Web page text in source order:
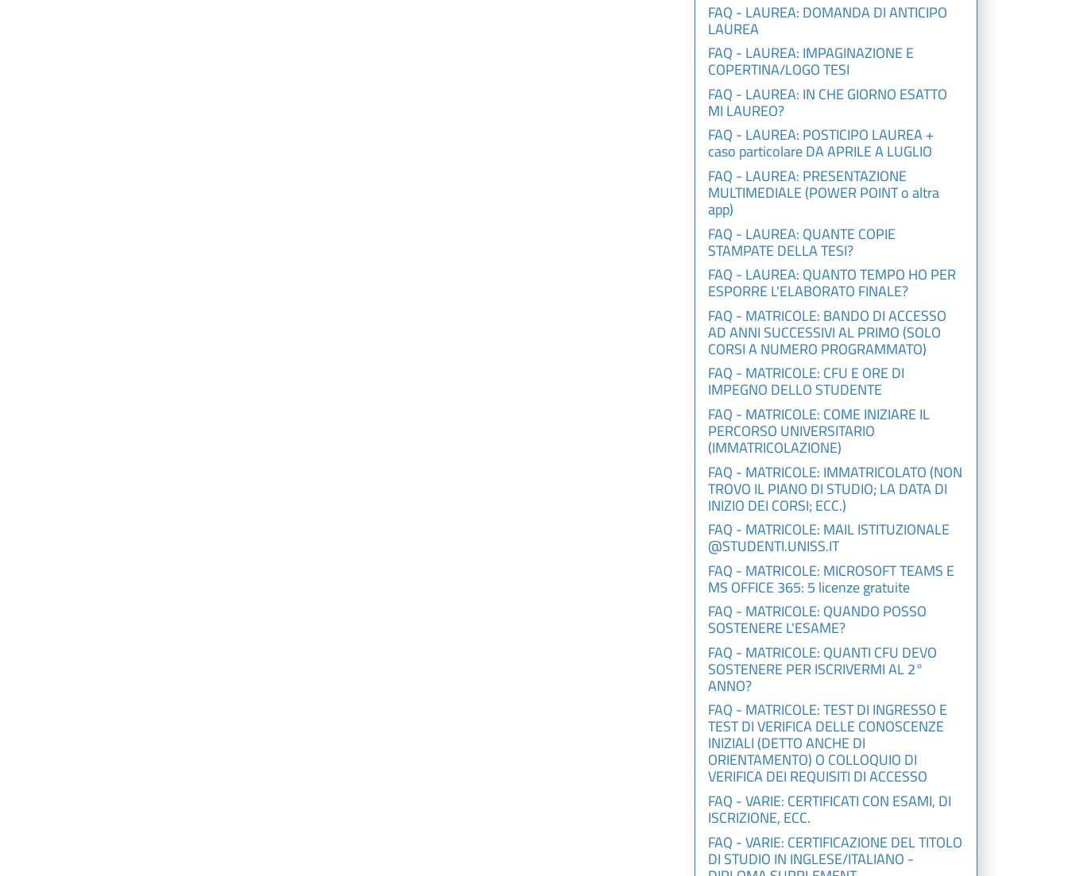
FAQ - LAUREA: DOMANDA DI ANTICIPO
LAUREA
FAQ - LAUREA: IMPAGINAZIONE E
COPERTINA/LOGO TESI
FAQ - LAUREA: IN CHE GIORNO ESATTO
MI LAUREO?
FAQ - LAUREA: POSTICIPO LAUREA +
caso particolare DA APRILE A LUGLIO
FAQ - LAUREA: PRESENTAZIONE
MULTIMEDIALE (POWER POINT o altra
app)
FAQ - LAUREA: QUANTE COPIE
STAMPATE DELLA TESI?
FAQ - LAUREA: QUANTO TEMPO HO PER
ESPORRE L'ELABORATO FINALE?
FAQ - MATRICOLE: BANDO DI ACCESSO
AD ANNI SUCCESSIVI AL PRIMO (SOLO
CORSI A NUMERO PROGRAMMATO)
FAQ - MATRICOLE: CFU E ORE DI
IMPEGNO DELLO STUDENTE
FAQ - MATRICOLE: COME INIZIARE IL
PERCORSO UNIVERSITARIO
(IMMATRICOLAZIONE)
FAQ - MATRICOLE: IMMATRICOLATO (NON
TROVO IL PIANO DI STUDIO; LA DATA DI
INIZIO DEI CORSI; ECC.)
FAQ - MATRICOLE: MAIL ISTITUZIONALE
@STUDENTI.UNISS.IT
FAQ - MATRICOLE: MICROSOFT TEAMS E
MS OFFICE 365: 5 licenze gratuite
FAQ - MATRICOLE: QUANDO POSSO
SOSTENERE L'ESAME?
FAQ - MATRICOLE: QUANTI CFU DEVO
SOSTENERE PER ISCRIVERMI AL 2°
ANNO?
FAQ - MATRICOLE: TEST DI INGRESSO E
TEST DI VERIFICA DELLE CONOSCENZE
INIZIALI (DETTO ANCHE DI
ORIENTAMENTO) O COLLOQUIO DI
VERIFICA DEI REQUISITI DI ACCESSO
FAQ - VARIE: CERTIFICATI CON ESAMI, DI
ISCRIZIONE, ECC.
FAQ - VARIE: CERTIFICAZIONE DEL TITOLO
DI STUDIO IN INGLESE/ITALIANO -